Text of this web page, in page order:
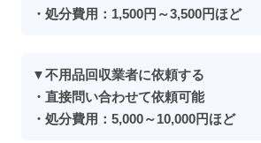
・処分費用：1,500円～3,500円ほど
▼不用品回収業者に依頼する
・直接問い合わせて依頼可能
・処分費用：5,000～10,000円ほど